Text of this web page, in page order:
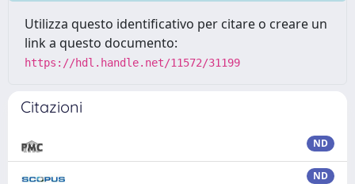
Utilizza questo identificativo per citare o creare un
link a questo documento:
https://hdl.handle.net/11572/31199
Citazioni
ND
ND